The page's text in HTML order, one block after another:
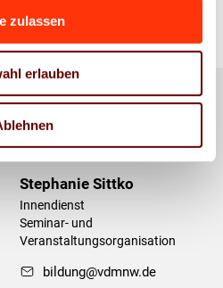
zulassen
erlauben
Stephanie Sittko
Innendienst
Seminar- und
Veranstaltungsorganisation
bildung@vdmnw.de